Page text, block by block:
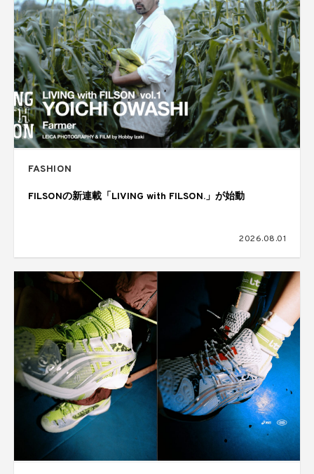
FASHION
FILSONの新連載「LIVING with FILSON.」が始動
2026.08.01